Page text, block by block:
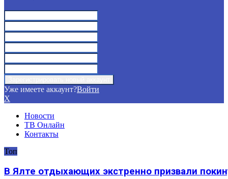
Уже имеете аккаунт?Войти
X
Новости
ТВ Онлайн
Контакты
Топ
В Ялте отдыхающих экстренно призвали